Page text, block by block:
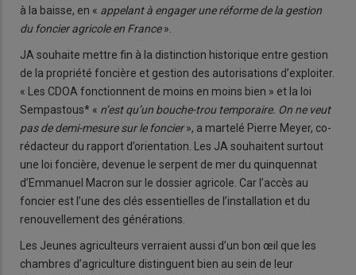
à la baisse, en « appelant à engager une réforme de la gestion
du foncier agricole en France».
JA souhaite mettre fin à la distinction historique entre gestion
de la propriété foncière et gestion des autorisations d’exploiter.
« Les CDOA fonctionnent de moins en moins bien » et la loi
Sempastous* « n’est qu’un bouche-trou temporaire. On ne veut
pas de demi-mesure sur le foncier», a martelé Pierre Meyer, co-
rédacteur du rapport d’orientation. Les JA souhaitent surtout
une loi foncière, devenue le serpent de mer du quinquennat
d’Emmanuel Macron sur le dossier agricole. Car l’accès au
foncier est l’une des clés essentielles de l’installation et du
renouvellement des générations.
Les Jeunes agriculteurs verraient aussi d’un bon œil que les
chambres d’agriculture distinguent bien au sein de leur